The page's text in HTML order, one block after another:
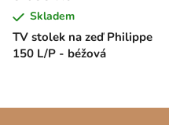
TV stolek na zeď Philippe
150 L/P - béžová
Skladem